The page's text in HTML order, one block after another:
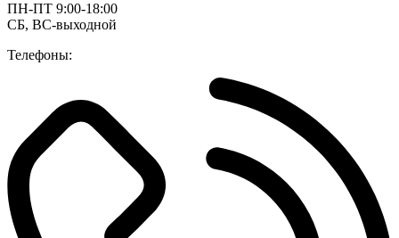
ПН-ПТ 9:00-18:00
СБ, ВС-выходной
Телефоны: